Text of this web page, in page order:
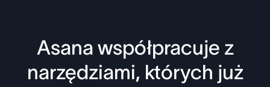
Asana współpracuje z
narzędziami, których już